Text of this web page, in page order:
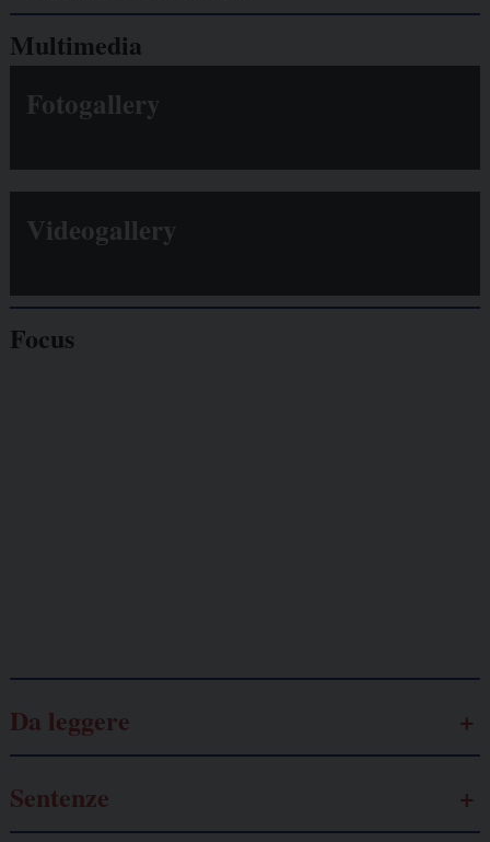
Multimedia
Fotogallery
Videogallery
Focus
Da leggere
Sentenze